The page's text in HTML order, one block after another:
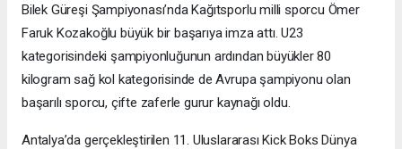
Bilek Güreşi Şampiyonası’nda Kağıtsporlu milli sporcu Ömer
Faruk Kozakoğlu büyük bir başarıya imza attı. U23
kategorisindeki şampiyonluğunun ardından büyükler 80
kilogram sağ kol kategorisinde de Avrupa şampiyonu olan
başarılı sporcu, çifte zaferle gurur kaynağı oldu.
Antalya’da gerçekleştirilen 11. Uluslararası Kick Boks Dünya